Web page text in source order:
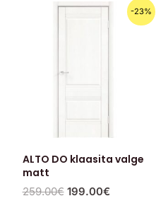
-23%
ALTO DO klaasita valge
matt
259.00€
Algne
199.00€
Praegune
hind